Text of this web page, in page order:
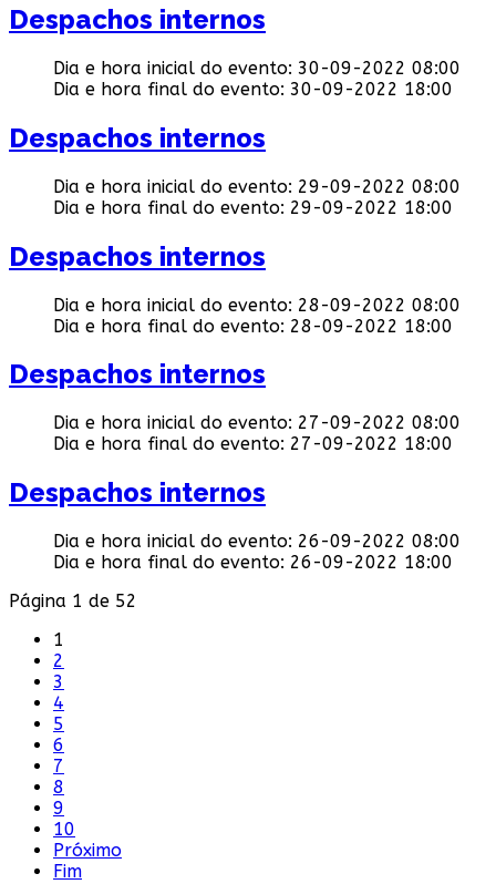
Despachos internos
Dia e hora inicial do evento: 30-09-2022 08:00
Dia e hora final do evento: 30-09-2022 18:00
Despachos internos
Dia e hora inicial do evento: 29-09-2022 08:00
Dia e hora final do evento: 29-09-2022 18:00
Despachos internos
Dia e hora inicial do evento: 28-09-2022 08:00
Dia e hora final do evento: 28-09-2022 18:00
Despachos internos
Dia e hora inicial do evento: 27-09-2022 08:00
Dia e hora final do evento: 27-09-2022 18:00
Despachos internos
Dia e hora inicial do evento: 26-09-2022 08:00
Dia e hora final do evento: 26-09-2022 18:00
Página 1 de 52
1
2
3
4
5
6
7
8
9
10
Próximo
Fim